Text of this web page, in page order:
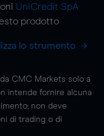
UniCredit SpA
prodotto
lo strumento
CMC Markets solo a
intende fornire alcuna
non deve
di trading o di